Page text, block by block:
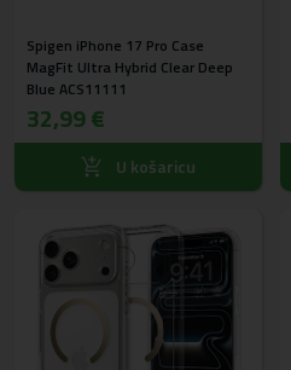
Spigen iPhone 17 Pro Case
MagFit Ultra Hybrid Clear Deep
Blue ACS11111
32,99 €
U košaricu